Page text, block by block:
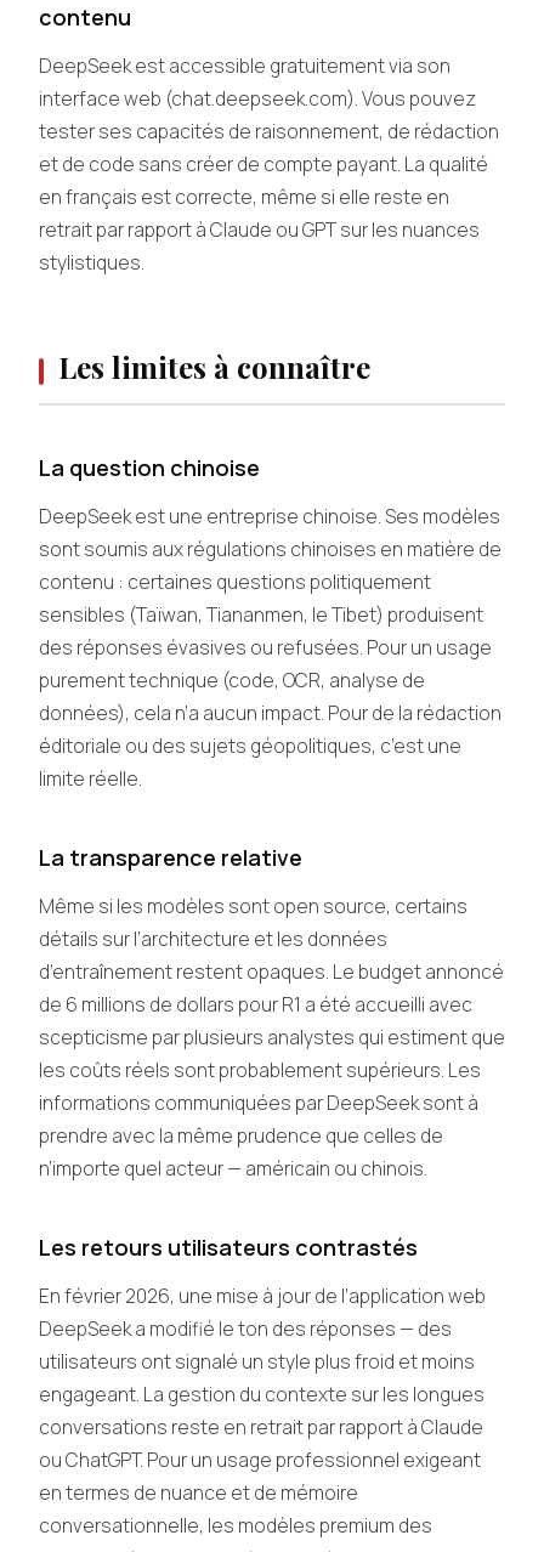
contenu
DeepSeek est accessible gratuitement via son
interface web (chat.deepseek.com). Vous pouvez
tester ses capacités de raisonnement, de rédaction
et de code sans créer de compte payant. La qualité
en français est correcte, même si elle reste en
retrait par rapport à Claude ou GPT sur les nuances
stylistiques.
Les limites à connaître
La question chinoise
DeepSeek est une entreprise chinoise. Ses modèles
sont soumis aux régulations chinoises en matière de
contenu : certaines questions politiquement
sensibles (Taïwan, Tiananmen, le Tibet) produisent
des réponses évasives ou refusées. Pour un usage
purement technique (code, OCR, analyse de
données), cela n’a aucun impact. Pour de la rédaction
éditoriale ou des sujets géopolitiques, c’est une
limite réelle.
La transparence relative
Même si les modèles sont open source, certains
détails sur l’architecture et les données
d’entraînement restent opaques. Le budget annoncé
de 6 millions de dollars pour R1 a été accueilli avec
scepticisme par plusieurs analystes qui estiment que
les coûts réels sont probablement supérieurs. Les
informations communiquées par DeepSeek sont à
prendre avec la même prudence que celles de
n’importe quel acteur — américain ou chinois.
Les retours utilisateurs contrastés
En février 2026, une mise à jour de l’application web
DeepSeek a modifié le ton des réponses — des
utilisateurs ont signalé un style plus froid et moins
engageant. La gestion du contexte sur les longues
conversations reste en retrait par rapport à Claude
ou ChatGPT. Pour un usage professionnel exigeant
en termes de nuance et de mémoire
conversationnelle, les modèles premium des